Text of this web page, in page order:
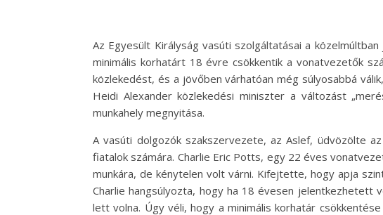
Az Egyesült Királyság vasúti szolgáltatásai a
minimális korhatárt 18 évre csökkentik a vonatvezetők
közlekedést, és a jövőben várhatóan még súlyosabbá
Heidi Alexander közlekedési miniszter a változást
munkahely megnyitása.
A vasúti dolgozók szakszervezete, az Aslef, üdvözölte
fiatalok számára. Charlie Eric Potts, egy 22 éves
munkára, de kénytelen volt várni. Kifejtette, hogy apja
Charlie hangsúlyozta, hogy ha 18 évesen jelentkezhetett
lett volna. Úgy véli, hogy a minimális korhatár